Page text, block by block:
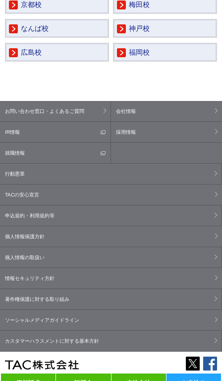
京都校 梅田校
なんば校 神戸校
広島校 福岡校
お問い合わせ窓口・よくあるご質問 会社情報
IR情報 採用情報
就職情報
行動憲章
TACの安心宣言
申込規約・利用規約等
個人情報保護方針
個人情報の取扱い
情報セキュリティ方針
著作権保護に対する取り組み
ソーシャルメディアガイドライン
カスタマーハラスメントに対する基本方針